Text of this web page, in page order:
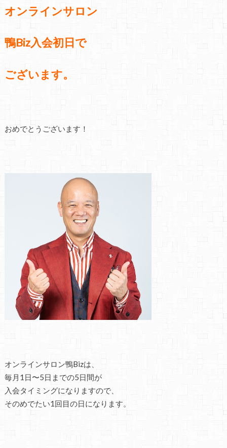
オンラインサロン
鴨Biz入会初日で
ございます。
おめでとうございます！
オンラインサロン鴨Bizは、
毎月1日〜5日までの5日間が
入会タイミングになりますので、
そのめでたい1回目の日になります。